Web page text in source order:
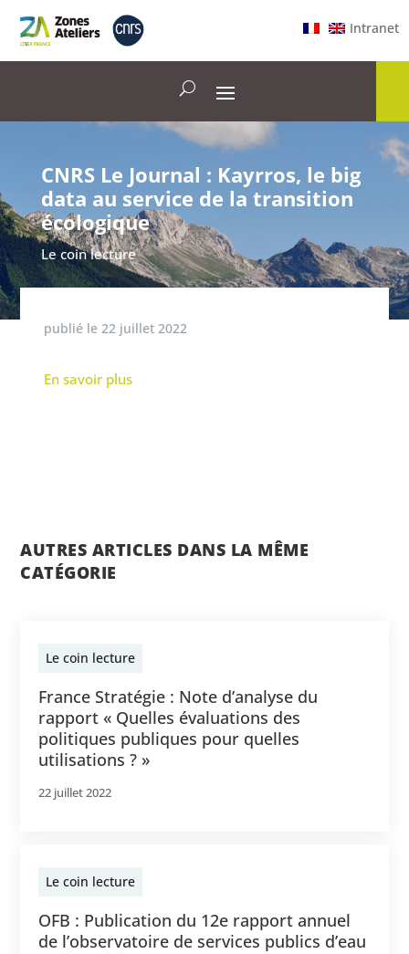
Intranet
CNRS Le Journal : Kayrros, le big
data au service de la transition
écologique
Le coin lecture
publié le 22 juillet 2022
En savoir plus
AUTRES ARTICLES DANS LA MÊME
CATÉGORIE
Le coin lecture
France Stratégie : Note d’analyse du
rapport « Quelles évaluations des
politiques publiques pour quelles
utilisations ? »
22 juillet 2022
Le coin lecture
OFB : Publication du 12e rapport annuel
de l’observatoire de services publics d’eau